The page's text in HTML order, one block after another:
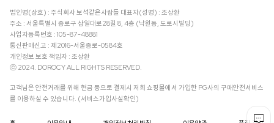
법인명(상호) : 주식회사 보석같은사람들 대표자(성명) : 조상환
주소 : 서울특별시 종로구 삼일대로28길 8, 4층 (낙원동, 도로시빌딩)
사업자등록번호 : 105-87-48881
통신판매신고 : 제2016-서울종로-0584호
개인정보 보호 책임자 : 조상환
ⓒ 2024. DOROCY ALL RIGHTS RESERVED.
고객님은 안전거래를 위해 현금 등으로 결제시 저희 쇼핑몰에서 가입한 PG사의 구매안전서비스
를 이용하실 수 있습니다. (서비스가입사실확인)